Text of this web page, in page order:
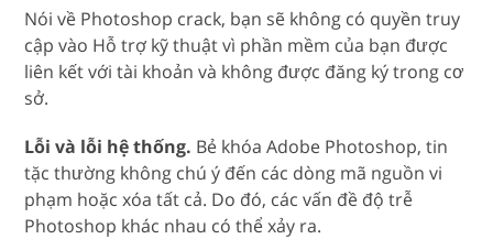
Nói về Photoshop crack, bạn sẽ không có quyền truy
cập vào Hỗ trợ kỹ thuật vì phần mềm của bạn được
liên kết với tài khoản và không được đăng ký trong cơ
sở.
Lỗi và lỗi hệ thống. Bẻ khóa Adobe Photoshop, tin
tặc thường không chú ý đến các dòng mã nguồn vi
phạm hoặc xóa tất cả. Do đó, các vấn đề độ trễ
Photoshop khác nhau có thể xảy ra.